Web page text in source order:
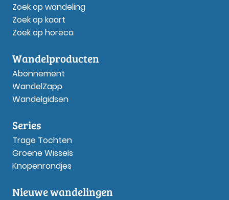
Zoek op wandeling
Zoek op kaart
Zoek op horeca
Wandelproducten
Abonnement
WandelZapp
Wandelgidsen
Series
Trage Tochten
Groene Wissels
Knopenrondjes
Nieuwe wandelingen